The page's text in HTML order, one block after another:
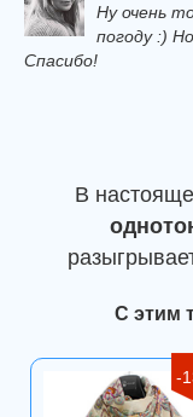
Ну очень
погоду :)
Спасибо!
В
С этим
-